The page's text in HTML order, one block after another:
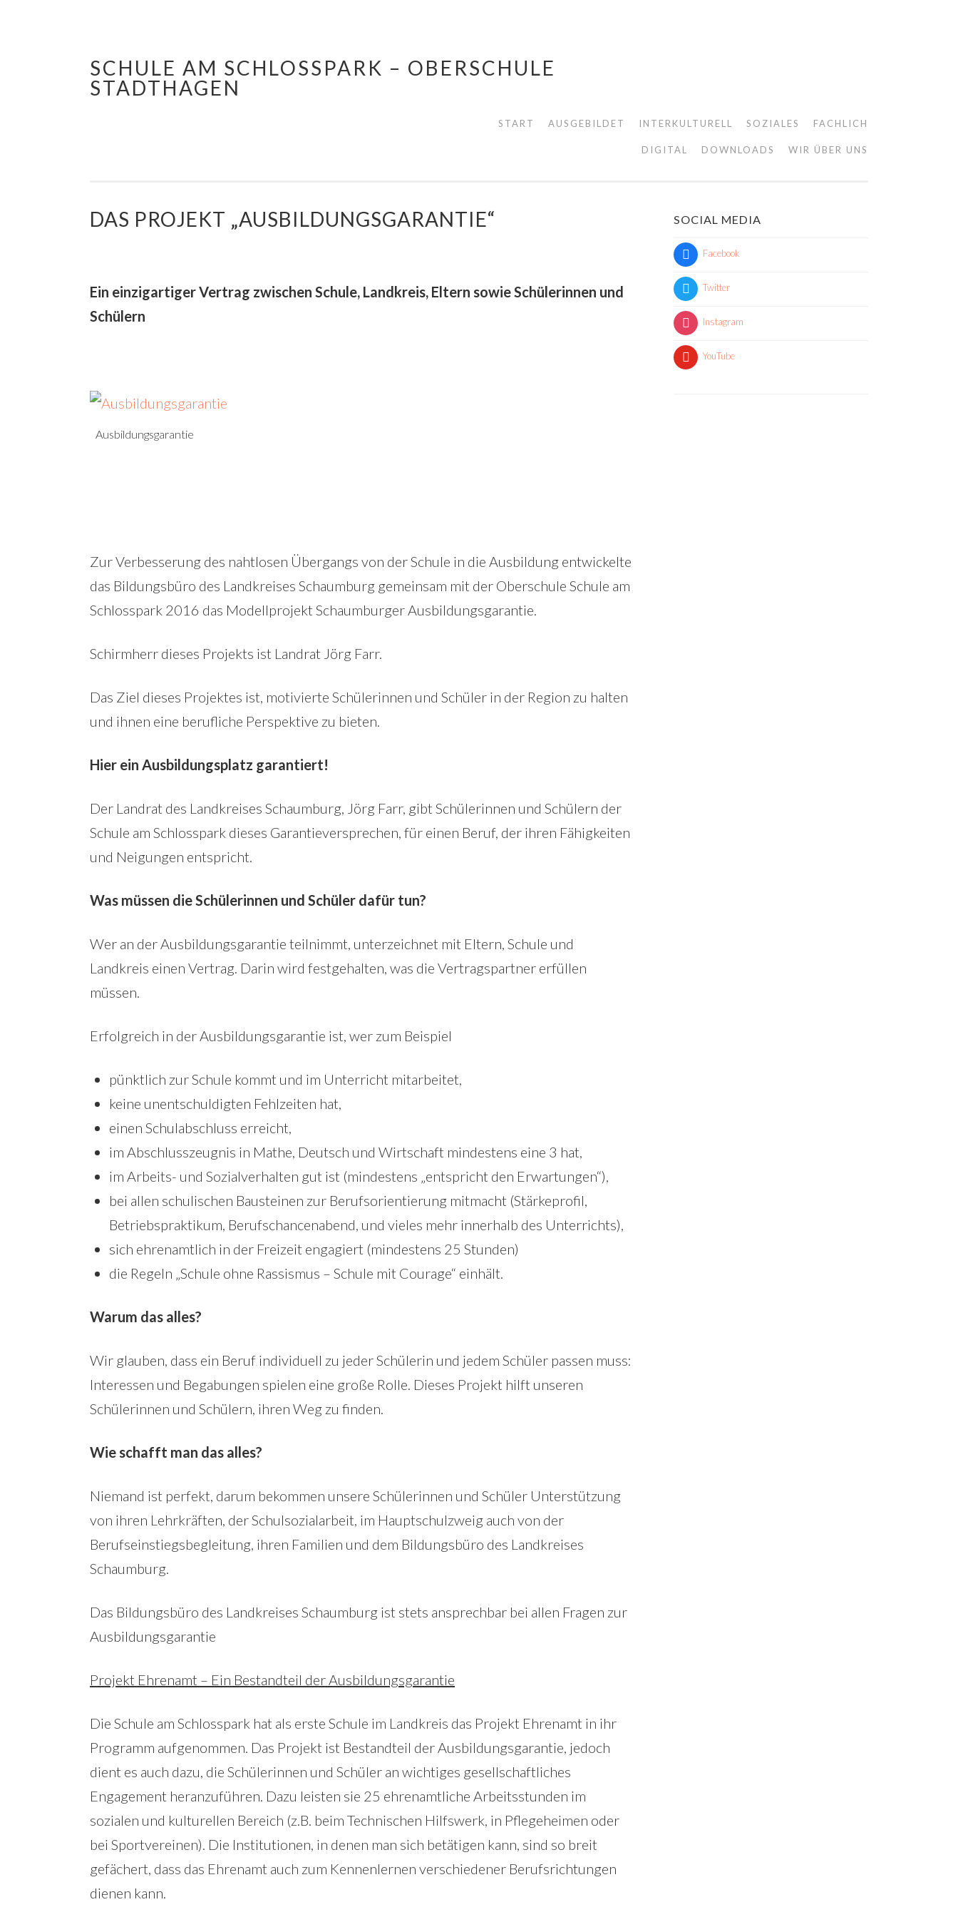
Springe
zum
SCHULE AM SCHLOSSPARK – OBERSCHULE
STADTHAGEN
START AUSGEBILDET INTERKULTURELL SOZIALES FACHLICH
DIGITAL DOWNLOADS WIR ÜBER UNS
DAS PROJEKT „AUSBILDUNGSGARANTIE“
Ein einzigartiger Vertrag zwischen Schule, Landkreis, Eltern sowie Schülerinnen und
Schülern
Ausbildungsgarantie
Zur Verbesserung des nahtlosen Übergangs von der Schule in die Ausbildung entwickelte
das Bildungsbüro des Landkreises Schaumburg gemeinsam mit der Oberschule Schule am
Schlosspark 2016 das Modellprojekt Schaumburger Ausbildungsgarantie.
Schirmherr dieses Projekts ist Landrat Jörg Farr.
Das Ziel dieses Projektes ist, motivierte Schülerinnen und Schüler in der Region zu halten
und ihnen eine berufliche Perspektive zu bieten.
Hier ein Ausbildungsplatz garantiert!
Der Landrat des Landkreises Schaumburg, Jörg Farr, gibt Schülerinnen und Schülern der
Schule am Schlosspark dieses Garantieversprechen, für einen Beruf, der ihren Fähigkeiten
und Neigungen entspricht.
Was müssen die Schülerinnen und Schüler dafür tun?
Wer an der Ausbildungsgarantie teilnimmt, unterzeichnet mit Eltern, Schule und
Landkreis einen Vertrag. Darin wird festgehalten, was die Vertragspartner erfüllen
müssen.
Erfolgreich in der Ausbildungsgarantie ist, wer zum Beispiel
pünktlich zur Schule kommt und im Unterricht mitarbeitet,
keine unentschuldigten Fehlzeiten hat,
einen Schulabschluss erreicht,
im Abschlusszeugnis in Mathe, Deutsch und Wirtschaft mindestens eine 3 hat,
im Arbeits- und Sozialverhalten gut ist (mindestens „entspricht den Erwartungen“),
bei allen schulischen Bausteinen zur Berufsorientierung mitmacht (Stärkeprofil,
Betriebspraktikum, Berufschancenabend, und vieles mehr innerhalb des Unterrichts),
sich ehrenamtlich in der Freizeit engagiert (mindestens 25 Stunden)
die Regeln „Schule ohne Rassismus – Schule mit Courage“ einhält.
Warum das alles?
Wir glauben, dass ein Beruf individuell zu jeder Schülerin und jedem Schüler passen muss:
Interessen und Begabungen spielen eine große Rolle. Dieses Projekt hilft unseren
Schülerinnen und Schülern, ihren Weg zu finden.
Wie schafft man das alles?
Niemand ist perfekt, darum bekommen unsere Schülerinnen und Schüler Unterstützung
von ihren Lehrkräften, der Schulsozialarbeit, im Hauptschulzweig auch von der
Berufseinstiegsbegleitung, ihren Familien und dem Bildungsbüro des Landkreises
Schaumburg.
Das Bildungsbüro des Landkreises Schaumburg ist stets ansprechbar bei allen Fragen zur
Ausbildungsgarantie
Projekt Ehrenamt – Ein Bestandteil der Ausbildungsgarantie
Die Schule am Schlosspark hat als erste Schule im Landkreis das Projekt Ehrenamt in ihr
Programm aufgenommen. Das Projekt ist Bestandteil der Ausbildungsgarantie, jedoch
dient es auch dazu, die Schülerinnen und Schüler an wichtiges gesellschaftliches
Engagement heranzuführen. Dazu leisten sie 25 ehrenamtliche Arbeitsstunden im
sozialen und kulturellen Bereich (z.B. beim Technischen Hilfswerk, in Pflegeheimen oder
bei Sportvereinen). Die Institutionen, in denen man sich betätigen kann, sind so breit
gefächert, dass das Ehrenamt auch zum Kennenlernen verschiedener Berufsrichtungen
dienen kann.
SOCIAL MEDIA
Facebook
Twitter
Instagram
YouTube